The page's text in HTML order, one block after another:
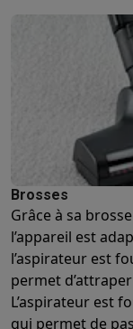
Montres
Accessoires GSM
Téléphones fixes
Ordinateurs &
OrdinateursPC
Périphériques IT
Tablettes &
Imprimer
Réseau & wifi
Mémoire &
LogicielsWindows
Brosses
Grâce à sa
l’appareil est
l’aspirateur est
permet
L’aspirateur est
qui permet de